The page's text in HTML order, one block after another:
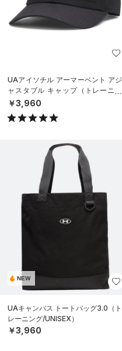
UAアイソチル アーマーベント アジ
ャスタブル キャップ（トレーニン
グ/MEN）
￥3,960
NEW
UAキャンバス トートバッグ3.0（ト
レーニング/UNISEX）
￥3,960